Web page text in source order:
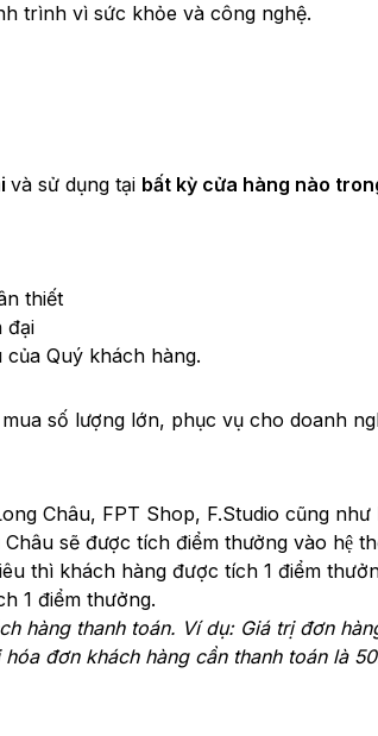
trình vì sức khỏe và công nghệ.
và sử dụng tại bất kỳ cửa hàng nào
thiết
đại
Quý khách hàng.
số lượng lớn, phục vụ cho doanh
Châu, FPT Shop, F.Studio cũng như
sẽ được tích điểm thưởng vào hệ
thì khách hàng được tích 1 điểm
1 điểm thưởng.
hàng thanh toán. Ví dụ: Giá trị đơn
đơn khách hàng cần thanh toán là